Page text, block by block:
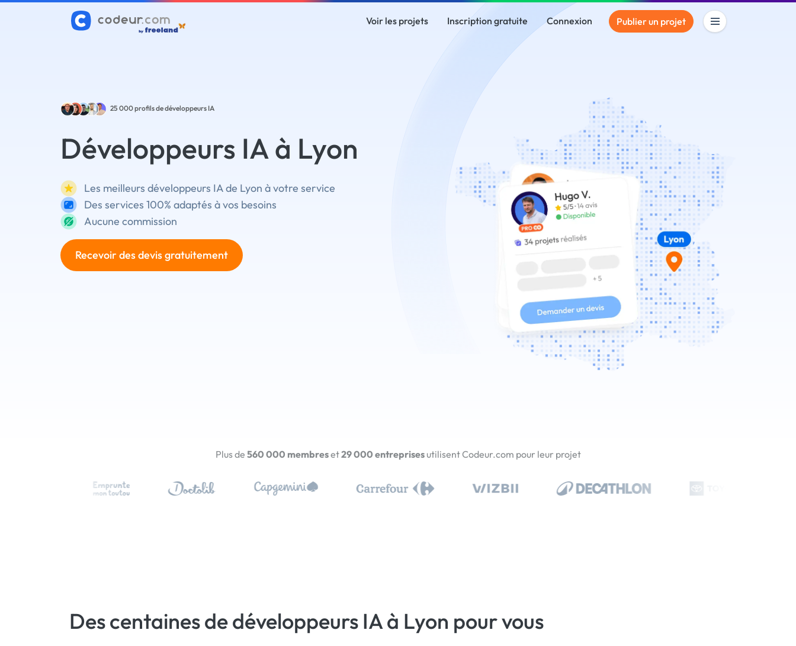
Voir les projets Inscription gratuite Connexion Publier un projet
25 000profils de développeurs IA
Développeurs IA à Lyon
Les meilleurs développeurs IA de Lyon à votre service
Des services 100% adaptés à vos besoins
Aucune commission
Recevoir des devis gratuitement
Plus de 560 000 membreset29 000 entreprisesutilisent Codeur.com pour leur projet
Des centaines de développeurs IA à Lyon pour vous